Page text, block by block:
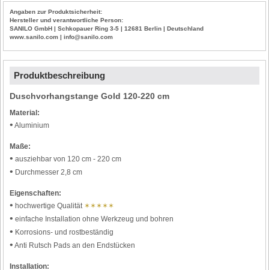
Angaben zur Produktsicherheit:
Hersteller und verantwortliche Person:
SANILO GmbH | Schkopauer Ring 3-5 | 12681 Berlin | Deutschland
www.sanilo.com | info@sanilo.com
Produktbeschreibung
Duschvorhangstange Gold 120-220 cm
Material:
• Aluminium
Maße:
• ausziehbar von 120 cm - 220 cm
• Durchmesser 2,8 cm
Eigenschaften:
• hochwertige Qualität ✶✶✶✶✶
• einfache Installation ohne Werkzeug und bohren
• Korrosions- und rostbeständig
• Anti Rutsch Pads an den Endstücken
Installation: